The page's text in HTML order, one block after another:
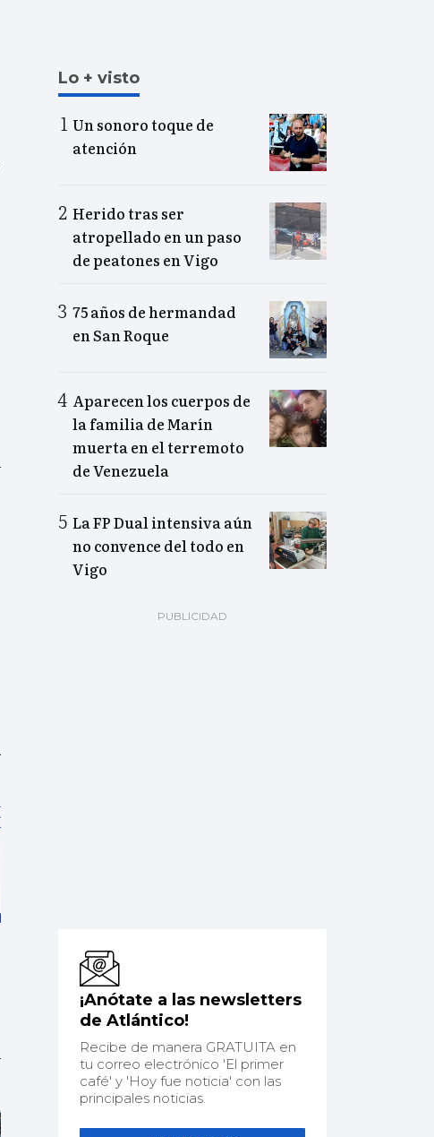
Lo + visto
Un sonoro toque de
atención
Herido tras ser
atropellado en un paso
de peatones en Vigo
75 años de hermandad
en San Roque
Aparecen los cuerpos de
la familia de Marín
muerta en el terremoto
de Venezuela
La FP Dual intensiva aún
no convence del todo en
Vigo
¡Anótate a las newsletters
de Atlántico!
Recibe de manera GRATUITA en
tu correo electrónico 'El primer
café' y 'Hoy fue noticia' con las
principales noticias.